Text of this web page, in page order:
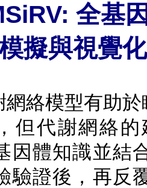
全基
擬與視覺
網絡模型有助
但代謝網絡
因體知識並結
驗證後，再反